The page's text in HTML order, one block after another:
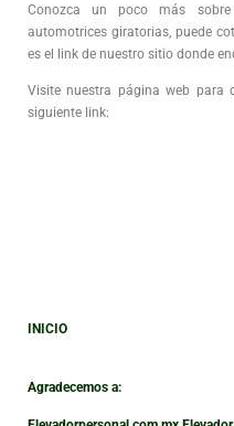
Conozca un poco más
automotrices giratorias, puede
es el link de nuestro sitio donde
Visite nuestra página web para
siguiente link:
INICIO
Agradecemos a: